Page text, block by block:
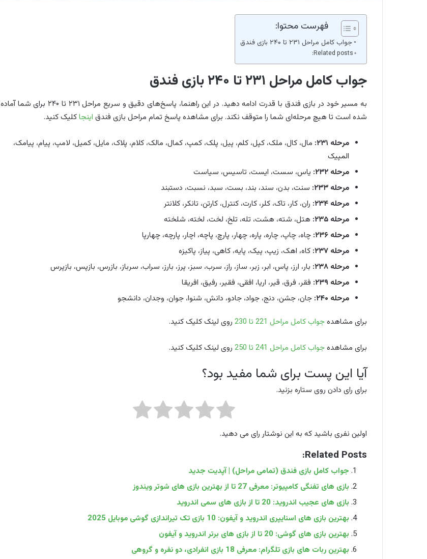
فهرست محتوا:
جواب کامل مراحل ۲۳۱ تا ۲۴۰ بازی فندق
Related posts:
جواب کامل مراحل ۲۳۱ تا ۲۴۰ بازی فندق
به مسیر خود در بازی فندق با قدرت ادامه دهید. در این راهنما، پاسخ‌های دقیق و سریع مراحل ۲۳۱ تا ۲۴۰ برای شما آماده
شده است تا هیچ مرحله‌ای شما را متوقف نکند. برای مشاهده پاسخ تمام مراحل بازی فندق اینجاکلیک کنید.
مرحله ۲۳۱:
مال، کال، ملک، کپل، کلم، پیل، پلک، کمپ، کمال، مالک، کلام، پلاک، مایل، کمیل، لامپ، پیام، پیامک،
المپیک
مرحله ۲۳۲:
یاس، سست، ایست، تاسیس، سیاست
مرحله ۲۳۳:
سنت، بدن، سند، بند، بست، سبد، نسبت، دستبند
مرحله ۲۳۴:
ران، کار، تاک، کلر، کارت، کنترل، کارتن، تانکر، کلانتر
مرحله ۲۳۵:
هتل، شته، هشت، تله، تلخ، لخت، لخته، شلخته
مرحله ۲۳۶:
چاه، چاپ، چاره، پاره، چهار، پارچ، پاچه، اچار، پارچه، چهارپا
مرحله ۲۳۷:
کاه، اهک، زیپ، پیک، پایه، کاهی، پیاز، پاکیزه
مرحله ۲۳۸:
بار، ارز، پاس، ابر، زبر، ساز، راز، سرب، سبز، پرز، بارز، سراب، سرباز، بازرس، بازپس، بازپرس
مرحله ۲۳۹:
فقر، فرق، قیر، اریا، افقی، فقیر، رفیق، افریقا
مرحله ۲۴۰:
جان، جشن، دنج، جواد، جادو، دانش، شنوا، جوان، وجدان، دانشجو
برای مشاهدهجواب کامل مراحل 221 تا 230 روی لینک کلیک کنید.
برای مشاهدهجواب کامل مراحل 241 تا 250 روی لینک کلیک کنید.
آیا این پست برای شما مفید بود؟
برای رای دادن روی ستاره بزنید.
اولین نفری باشید که به این نوشتار رای می دهید.
Related Posts:
جواب کامل بازی فندق (تمامی مراحل) | آپدیت جدید
بازی های تفنگی کامپیوتر: معرفی 27 تا از بهترین بازی‌ های شوتر ویندوز
بازی های عجیب اندروید: 20 تا از بازی های سمی اندروید
بهترین بازی های اسنایپری اندروید و آیفون: 10 بازی تک تیراندازی گوشی موبایل 2025
بهترین بازی های گوشی: 20 تا از بازی های برتر اندروید و آیفون
بهترین ربات های بازی تلگرام: معرفی 18 بازی انفرادی، دو نفره و گروهی